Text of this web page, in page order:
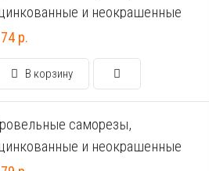
и неокрашенные
р.
В корзину
саморезы,
и неокрашенные